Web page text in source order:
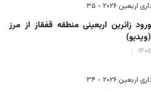
اربعین ۲۰۲۶ - 35
زائرین اربعینی منطقه قفقاز از مرز
اربعین ۲۰۲۶ - 34